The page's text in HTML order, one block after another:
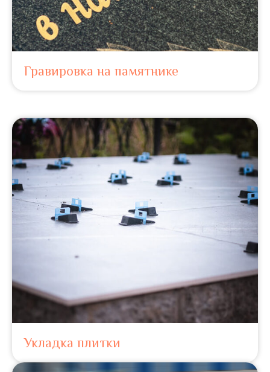
Гравировка на памятнике
Укладка плитки